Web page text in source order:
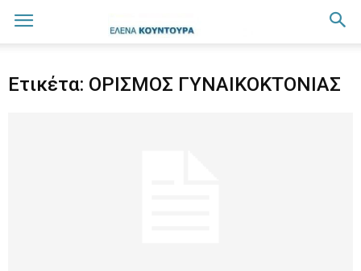
Ετικέτα: ΟΡΙΣΜΟΣ ΓΥΝΑΙΚΟΚΤΟΝΙΑΣ